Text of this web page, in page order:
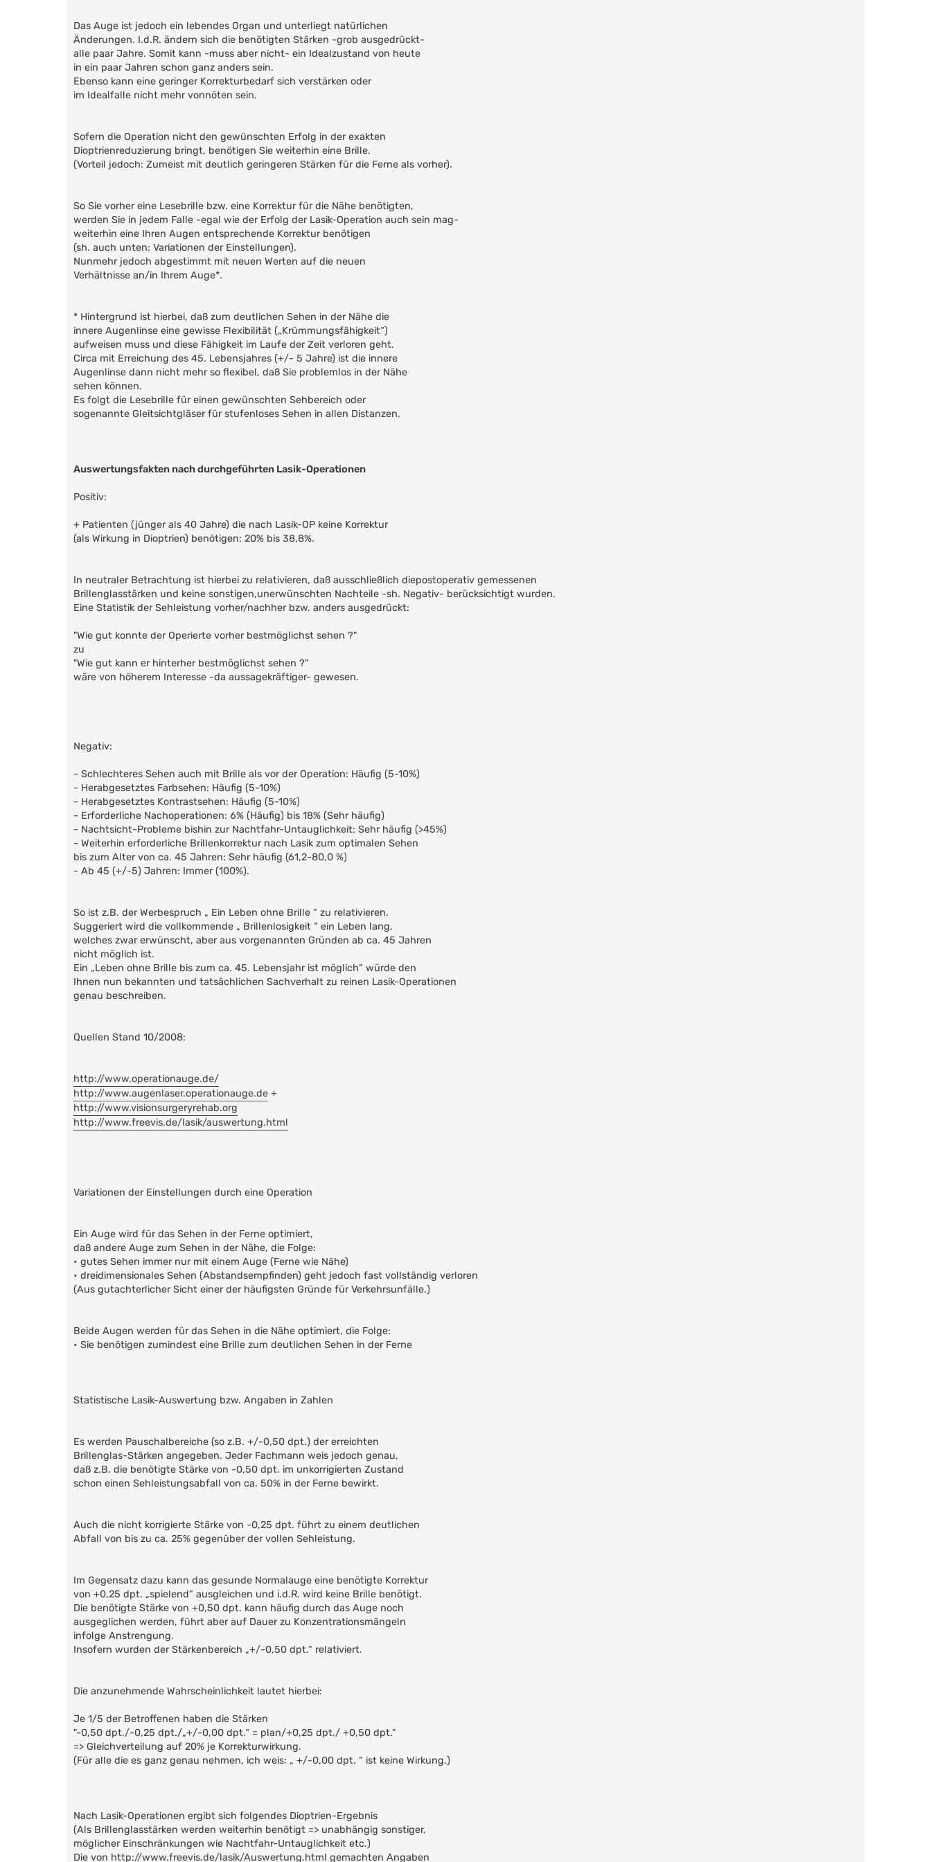
Das Auge ist jedoch ein lebendes Organ und unterliegt natürlichen
Änderungen. I.d.R. ändern sich die benötigten Stärken -grob ausgedrückt-
alle paar Jahre. Somit kann -muss aber nicht- ein Idealzustand von heute
in ein paar Jahren schon ganz anders sein.
Ebenso kann eine geringer Korrekturbedarf sich verstärken oder
im Idealfalle nicht mehr vonnöten sein.
Sofern die Operation nicht den gewünschten Erfolg in der exakten
Dioptrienreduzierung bringt, benötigen Sie weiterhin eine Brille.
(Vorteil jedoch: Zumeist mit deutlich geringeren Stärken für die Ferne als vorher).
So Sie vorher eine Lesebrille bzw. eine Korrektur für die Nähe benötigten,
werden Sie in jedem Falle -egal wie der Erfolg der Lasik-Operation auch sein mag-
weiterhin eine Ihren Augen entsprechende Korrektur benötigen
(sh. auch unten: Variationen der Einstellungen).
Nunmehr jedoch abgestimmt mit neuen Werten auf die neuen
Verhältnisse an/in Ihrem Auge*.
* Hintergrund ist hierbei, daß zum deutlichen Sehen in der Nähe die
innere Augenlinse eine gewisse Flexibilität („Krümmungsfähigkeit“)
aufweisen muss und diese Fähigkeit im Laufe der Zeit verloren geht.
Circa mit Erreichung des 45. Lebensjahres (+/- 5 Jahre) ist die innere
Augenlinse dann nicht mehr so flexibel, daß Sie problemlos in der Nähe
sehen können.
Es folgt die Lesebrille für einen gewünschten Sehbereich oder
sogenannte Gleitsichtgläser für stufenloses Sehen in allen Distanzen.
Auswertungsfakten nach durchgeführten Lasik-Operationen
Positiv:
+ Patienten (jünger als 40 Jahre) die nach Lasik-OP keine Korrektur
(als Wirkung in Dioptrien) benötigen: 20% bis 38,8%.
In neutraler Betrachtung ist hierbei zu relativieren, daß ausschließlich diepostoperativ gemessenen
Brillenglasstärken und keine sonstigen,unerwünschten Nachteile -sh. Negativ- berücksichtigt wurden.
Eine Statistik der Sehleistung vorher/nachher bzw. anders ausgedrückt:
"Wie gut konnte der Operierte vorher bestmöglichst sehen ?"
zu
"Wie gut kann er hinterher bestmöglichst sehen ?"
wäre von höherem Interesse -da aussagekräftiger- gewesen.
Negativ:
- Schlechteres Sehen auch mit Brille als vor der Operation: Häufig (5-10%)
- Herabgesetztes Farbsehen: Häufig (5-10%)
- Herabgesetztes Kontrastsehen: Häufig (5-10%)
- Erforderliche Nachoperationen: 6% (Häufig) bis 18% (Sehr häufig)
- Nachtsicht-Probleme bishin zur Nachtfahr-Untauglichkeit: Sehr häufig (>45%)
- Weiterhin erforderliche Brillenkorrektur nach Lasik zum optimalen Sehen
bis zum Alter von ca. 45 Jahren: Sehr häufig (61,2-80,0 %)
- Ab 45 (+/-5) Jahren: Immer (100%).
So ist z.B. der Werbespruch „ Ein Leben ohne Brille “ zu relativieren.
Suggeriert wird die vollkommende „ Brillenlosigkeit “ ein Leben lang,
welches zwar erwünscht, aber aus vorgenannten Gründen ab ca. 45 Jahren
nicht möglich ist.
Ein „Leben ohne Brille bis zum ca. 45. Lebensjahr ist möglich“ würde den
Ihnen nun bekannten und tatsächlichen Sachverhalt zu reinen Lasik-Operationen
genau beschreiben.
Quellen Stand 10/2008:
http://www.operationauge.de/
http://www.augenlaser.operationauge.de +
http://www.visionsurgeryrehab.org
http://www.freevis.de/lasik/auswertung.html
Variationen der Einstellungen durch eine Operation
Ein Auge wird für das Sehen in der Ferne optimiert,
daß andere Auge zum Sehen in der Nähe, die Folge:
• gutes Sehen immer nur mit einem Auge (Ferne wie Nähe)
• dreidimensionales Sehen (Abstandsempfinden) geht jedoch fast vollständig verloren
(Aus gutachterlicher Sicht einer der häufigsten Gründe für Verkehrsunfälle.)
Beide Augen werden für das Sehen in die Nähe optimiert, die Folge:
• Sie benötigen zumindest eine Brille zum deutlichen Sehen in der Ferne
Statistische Lasik-Auswertung bzw. Angaben in Zahlen
Es werden Pauschalbereiche (so z.B. +/-0,50 dpt.) der erreichten
Brillenglas-Stärken angegeben. Jeder Fachmann weis jedoch genau,
daß z.B. die benötigte Stärke von -0,50 dpt. im unkorrigierten Zustand
schon einen Sehleistungsabfall von ca. 50% in der Ferne bewirkt.
Auch die nicht korrigierte Stärke von -0,25 dpt. führt zu einem deutlichen
Abfall von bis zu ca. 25% gegenüber der vollen Sehleistung.
Im Gegensatz dazu kann das gesunde Normalauge eine benötigte Korrektur
von +0,25 dpt. „spielend“ ausgleichen und i.d.R. wird keine Brille benötigt.
Die benötigte Stärke von +0,50 dpt. kann häufig durch das Auge noch
ausgeglichen werden, führt aber auf Dauer zu Konzentrationsmängeln
infolge Anstrengung.
Insofern wurden der Stärkenbereich „+/-0,50 dpt.“ relativiert.
Die anzunehmende Wahrscheinlichkeit lautet hierbei:
Je 1/5 der Betroffenen haben die Stärken
"-0,50 dpt./-0,25 dpt./„+/-0,00 dpt.“ = plan/+0,25 dpt./ +0,50 dpt."
=> Gleichverteilung auf 20% je Korrekturwirkung.
(Für alle die es ganz genau nehmen, ich weis: „ +/-0,00 dpt. “ ist keine Wirkung.)
Nach Lasik-Operationen ergibt sich folgendes Dioptrien-Ergebnis
(Als Brillenglasstärken werden weiterhin benötigt => unabhängig sonstiger,
möglicher Einschränkungen wie Nachtfahr-Untauglichkeit etc.)
Die von http://www.freevis.de/lasik/Auswertung.html gemachten Angaben